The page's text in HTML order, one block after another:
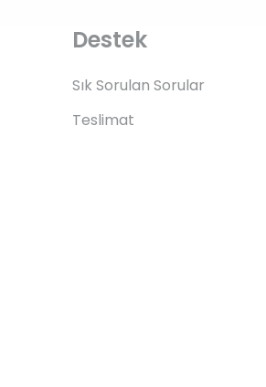
Destek
Sık Sorulan Sorular
Teslimat